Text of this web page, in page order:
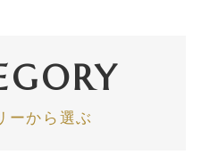
ーから選ぶ